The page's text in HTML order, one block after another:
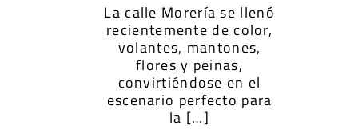
La calle Morería se llenó
recientemente de color,
volantes, mantones,
flores y peinas,
convirtiéndose en el
escenario perfecto para
la […]